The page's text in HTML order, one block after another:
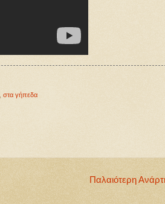
στα γήπεδα
Παλαιότερη